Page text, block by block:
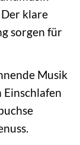
klare
sorgen für
Musik